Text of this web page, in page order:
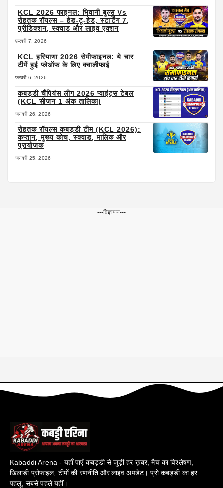
KCL 2026 फाइनल: भिवानी बुल्स Vs
रोहतक रॉयल्स – हेड-टू-हेड, स्टार्टिंग 7,
प्रीडिक्शन, स्क्वाड और लाइव एक्शन
फ़रवरी 7, 2026
KCL हरियाणा 2026 सेमीफाइनल: ये चार
टीमें हुई प्लेऑफ के लिए क्वालीफाई
फ़रवरी 6, 2026
कबड्डी चैंपियंस लीग 2026 प्वाइंट्स टेबल
(KCL सीजन 1 अंक तालिका)
जनवरी 26, 2026
रोहतक रॉयल्स कबड्डी टीम (KCL 2026):
कप्तान, मुख्य कोच, स्क्वाड, मालिक और
प्रायोजक
जनवरी 25, 2026
---विज्ञापन---
Kabaddi Arena - यहाँ पाएँ कबड्डी से जुड़ी हर ख़बर, मैच का विश्लेषण,
खिलाड़ी प्रोफाइल, टीमों की रणनीति और लाइव अपडेट। प्रो कबड्डी का हर
पहलू, सबसे पहले यहीं।